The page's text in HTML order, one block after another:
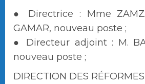
● Directrice : Mme
GAMAR, nouveau poste ;
● Directeur adjoint : M.
nouveau poste ;
DIRECTION DES